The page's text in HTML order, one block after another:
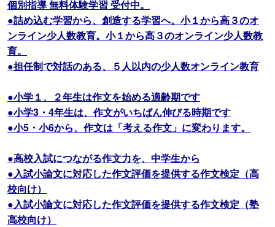
個別指導 無料体験学習 受付中。
●詰め込む学習から、創造する学習へ。小１から高３のオ
ンライン少人数教育。小１から高３のオンライン少人数教
育。
●担任制で対話のある、５人以内の少人数オンライン教育
●小学１、２年生は作文を始める適齢期です
●小学3・4年生は、作文がいちばん伸びる時期です
●小5・小6から、作文は「考える作文」に変わります。
●高校入試につながる作文力を、中学生から
●入試小論文に対応した作文評価を提供する作文検定（高
校向け）
●入試小論文に対応した作文評価を提供する作文検定（塾
高校向け）